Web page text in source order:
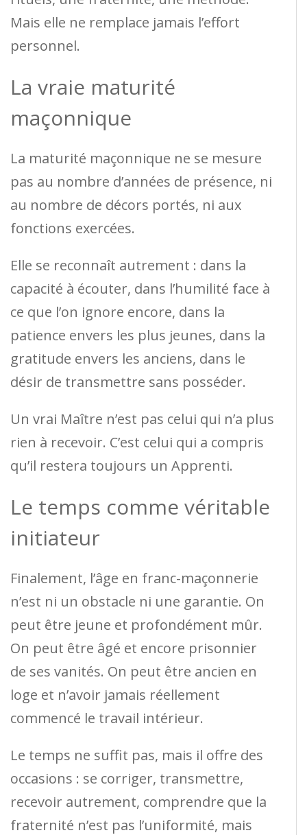
Mais elle ne remplace jamais l’effort
personnel.
La vraie maturité
maçonnique
La maturité maçonnique ne se mesure
pas au nombre d’années de présence, ni
au nombre de décors portés, ni aux
fonctions exercées.
Elle se reconnaît autrement : dans la
capacité à écouter, dans l’humilité face à
ce que l’on ignore encore, dans la
patience envers les plus jeunes, dans la
gratitude envers les anciens, dans le
désir de transmettre sans posséder.
Un vrai Maître n’est pas celui qui n’a plus
rien à recevoir. C’est celui qui a compris
qu’il restera toujours un Apprenti.
Le temps comme véritable
initiateur
Finalement, l’âge en franc-maçonnerie
n’est ni un obstacle ni une garantie. On
peut être jeune et profondément mûr.
On peut être âgé et encore prisonnier
de ses vanités. On peut être ancien en
loge et n’avoir jamais réellement
commencé le travail intérieur.
Le temps ne suffit pas, mais il offre des
occasions : se corriger, transmettre,
recevoir autrement, comprendre que la
fraternité n’est pas l’uniformité, mais